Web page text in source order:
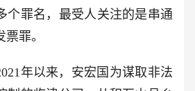
个罪名，最受人关注的是串通
罪。
年以来，安宏国为谋取非法